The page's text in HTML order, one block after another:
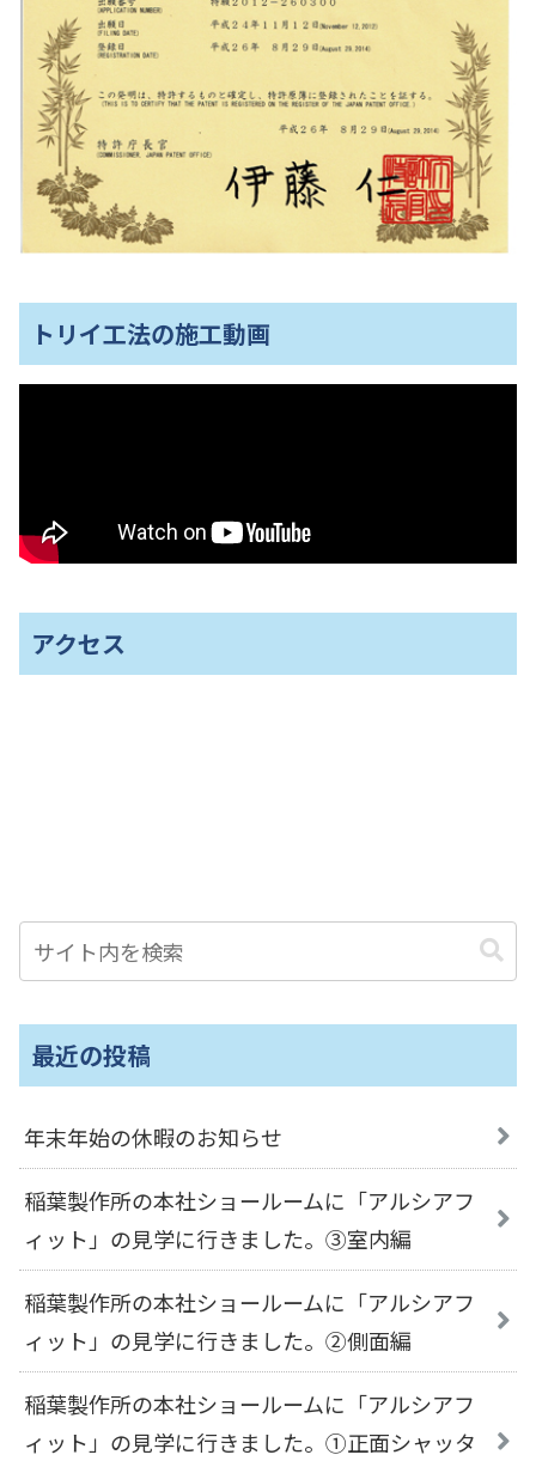
トリイ工法の施工動画
アクセス
最近の投稿
年末年始の休暇のお知らせ
稲葉製作所の本社ショールームに「アルシアフ
ィット」の見学に行きました。③室内編
稲葉製作所の本社ショールームに「アルシアフ
ィット」の見学に行きました。②側面編
稲葉製作所の本社ショールームに「アルシアフ
ィット」の見学に行きました。①正面シャッタ